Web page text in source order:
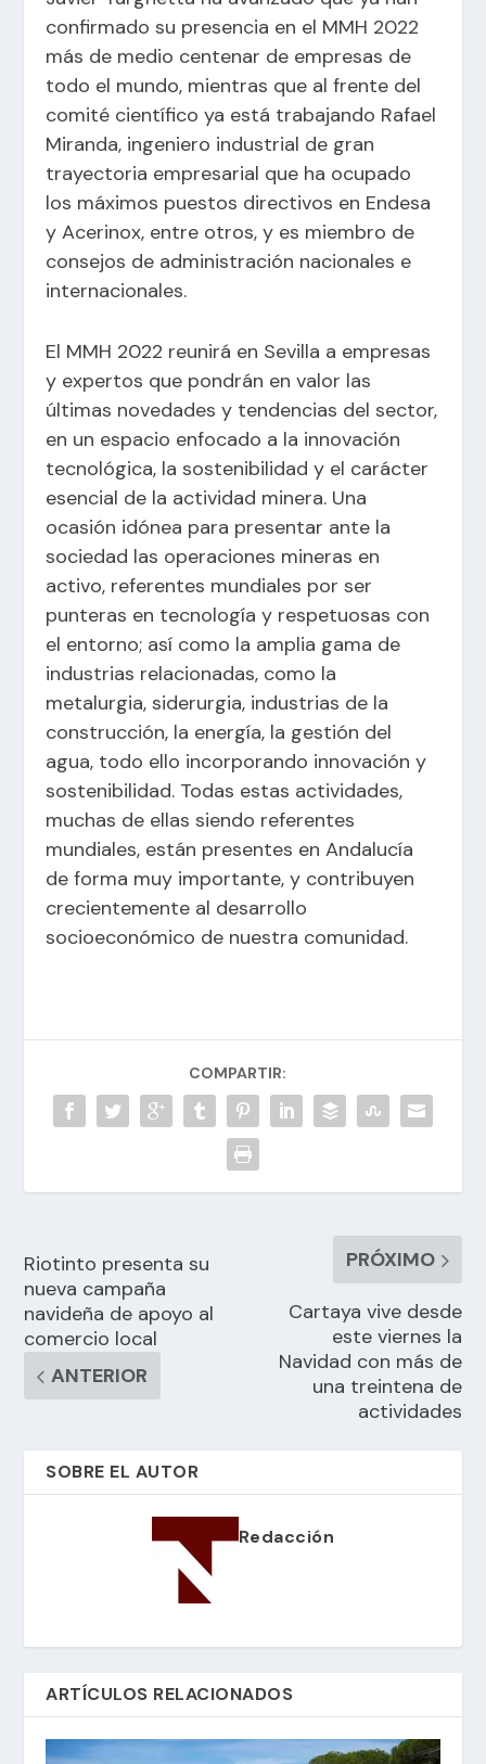
confirmado su presencia en el MMH 2022
más de medio centenar de empresas de
todo el mundo, mientras que al frente del
comité científico ya está trabajando Rafael
Miranda, ingeniero industrial de gran
trayectoria empresarial que ha ocupado
los máximos puestos directivos en Endesa
y Acerinox, entre otros, y es miembro de
consejos de administración nacionales e
internacionales.
El MMH 2022 reunirá en Sevilla a empresas
y expertos que pondrán en valor las
últimas novedades y tendencias del sector,
en un espacio enfocado a la innovación
tecnológica, la sostenibilidad y el carácter
esencial de la actividad minera. Una
ocasión idónea para presentar ante la
sociedad las operaciones mineras en
activo, referentes mundiales por ser
punteras en tecnología y respetuosas con
el entorno; así como la amplia gama de
industrias relacionadas, como la
metalurgia, siderurgia, industrias de la
construcción, la energía, la gestión del
agua, todo ello incorporando innovación y
sostenibilidad. Todas estas actividades,
muchas de ellas siendo referentes
mundiales, están presentes en Andalucía
de forma muy importante, y contribuyen
crecientemente al desarrollo
socioeconómico de nuestra comunidad.
COMPARTIR:
Riotinto presenta su
nueva campaña
navideña de apoyo al
comercio local
ANTERIOR
PRÓXIMO
Cartaya vive desde
este viernes la
Navidad con más de
una treintena de
actividades
SOBRE EL AUTOR
Redacción
ARTÍCULOS RELACIONADOS